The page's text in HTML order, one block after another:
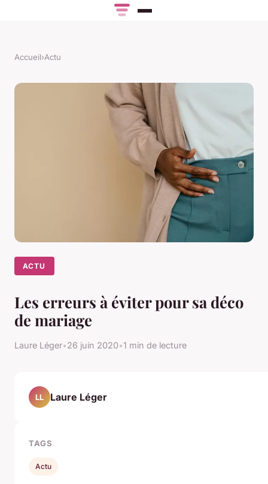
Accueil›Actu
ACTU
Les erreurs à éviter pour sa déco
de mariage
Laure Léger•26 juin 2020•1 min de lecture
LL Laure Léger
TAGS
Actu